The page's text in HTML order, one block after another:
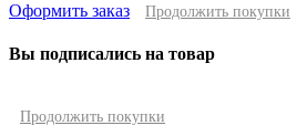
Оформить заказ Продолжить покупки
Вы подписались на товар
Продолжить покупки